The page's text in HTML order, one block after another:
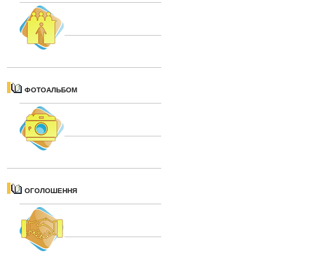
ФОТОАЛЬБОМ
ОГОЛОШЕННЯ